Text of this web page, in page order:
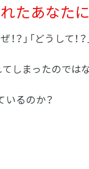
たあなた
」「どうして！
しまったのでは
いるのか？